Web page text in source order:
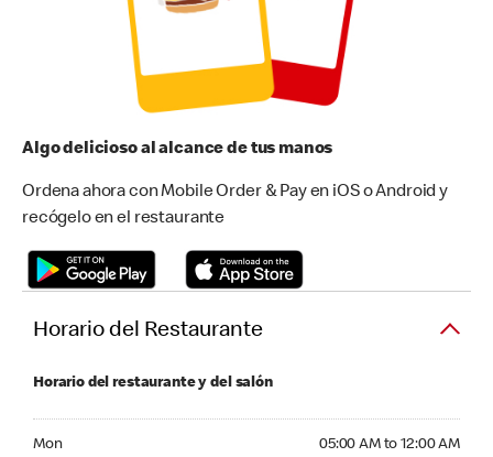
Algo delicioso al alcance de tus manos
Ordena ahora con Mobile Order & Pay en iOS o Android y
recógelo en el restaurante
Horario del Restaurante
Horario del restaurante y del salón
Mon 05:00 AM to 12:00 AM